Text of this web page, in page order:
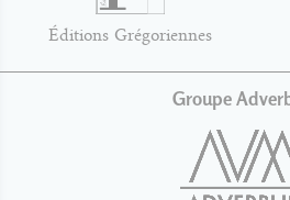
Éditions Grégoriennes
Groupe